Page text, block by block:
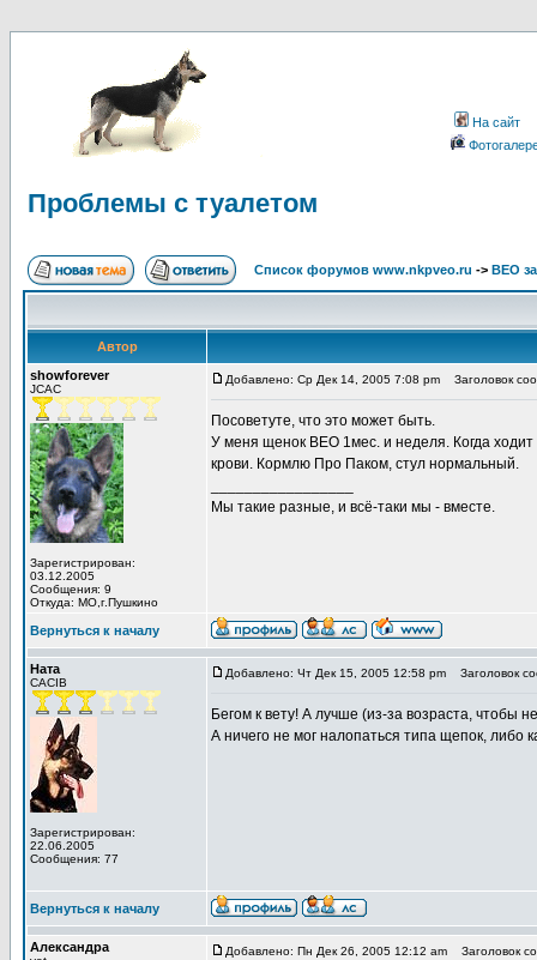
На сайт
Проблемы с туалетом
Список форумов www.nkpveo.ru -> ВЕО
Автор
showforever
JCAC
Зарегистрирован:
03.12.2005
Сообщения: 9
Откуда: МО,г.Пушкино
Добавлено: Ср Дек 14, 2005 7:08 pm Заголовок
Посоветуте, что это может быть.
У меня щенок ВЕО 1мес. и неделя. Когда ходит
крови. Кормлю Про Паком, стул нормальный.
Мы такие разные, и всё-таки мы - вместе.
Вернуться к началу
Ната
CACIB
Зарегистрирован:
22.06.2005
Сообщения: 77
Добавлено: Чт Дек 15, 2005 12:58 pm Заголовок
Бегом к вету! А лучше (из-за возраста, чтобы
А ничего не мог налопаться типа щепок, либо
Вернуться к началу
Александра Добавлено: Пн Дек 26, 2005 12:12 am Заголовок